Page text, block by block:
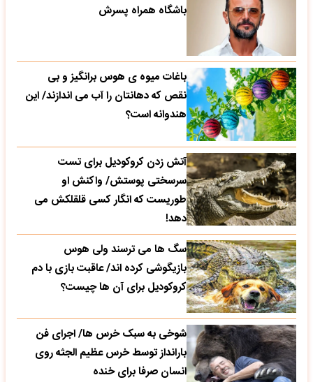
باشگاه همراه پسرش
باغات میوه ی هوس برانگیز و بی
نقص که دهانتان را آب می اندازند/ این
هندوانه است؟
آتش زدن کروکودیل برای تست
سرسختی پوستش/ واکنش او
طوریست که انگار کسی قلقلکش می
دهد!
سگ ها می ترسند ولی هوس
بازیگوشی کرده اند/ عاقبت بازی با دم
کروکودیل برای آن ها چیست؟
شوخی به سبک خرس ها/ اجرای فن
بارانداز توسط خرس عظیم الجثه روی
انسان صرفا برای خنده